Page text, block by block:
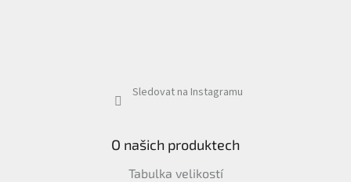
Sledovat na Instagramu
O našich produktech
Tabulka velikostí